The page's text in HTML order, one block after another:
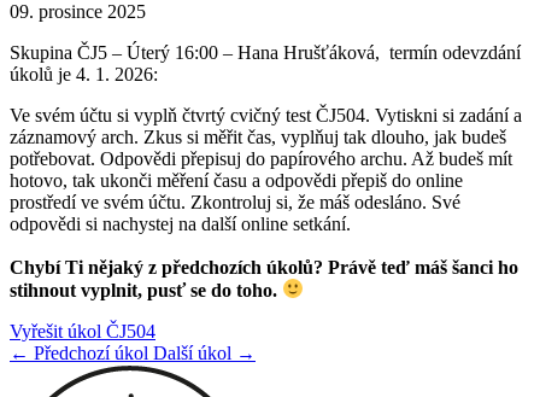
09. prosince 2025
Skupina ČJ5 – Úterý 16:00 – Hana Hrušťáková, termín odevzdání
úkolů je 4. 1. 2026:
Ve svém účtu si vyplň čtvrtý cvičný test ČJ504. Vytiskni si zadání a
záznamový arch. Zkus si měřit čas, vyplňuj tak dlouho, jak budeš
potřebovat. Odpovědi přepisuj do papírového archu. Až budeš mít
hotovo, tak ukonči měření času a odpovědi přepiš do online
prostředí ve svém účtu. Zkontroluj si, že máš odesláno. Své
odpovědi si nachystej na další online setkání.
Chybí Ti nějaký z předchozích úkolů? Právě teď máš šanci ho
stihnout vyplnit, pusť se do toho.
Vyřešit úkol ČJ504
← Předchozí úkol Další úkol →